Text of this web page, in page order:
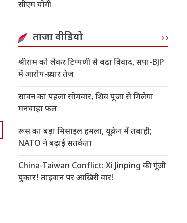
सीएम योगी
ताजा वीडियो
श्रीराम को लेकर टिप्पणी से बढ़ा विवाद, सपा-BJP
में आरोप-प्रत्यार तेज
सावन का पहला सोमवार, शिव पूजा से मिलेगा
मनचाहा फल
रूस का बड़ा मिसाइल हमला, यूक्रेन में तबाही;
NATO ने बढ़ाई सतर्कता
China-Taiwan Conflict: Xi Jinping की गूंजी
पुकार! ताइवान पर आखिरी वार!